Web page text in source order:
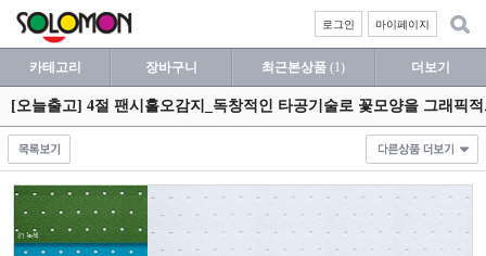
마이페이지
로그인
카테고리 장바구니 최근본상품 (1) 더보기
[오늘출고] 4절 팬시홀오감지_독창적인 타공기술로 꽃모양을 그래픽